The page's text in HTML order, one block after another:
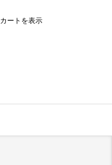
カートを表示